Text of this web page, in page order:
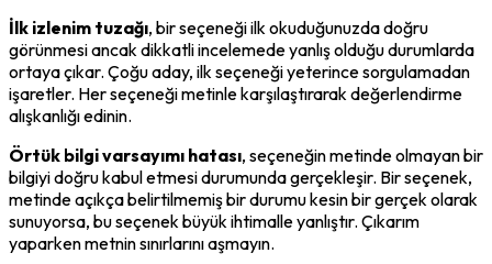
İlk izlenim tuzağı, bir seçeneği ilk okuduğunuzda doğru
görünmesi ancak dikkatli incelemede yanlış olduğu durumlarda
ortaya çıkar. Çoğu aday, ilk seçeneği yeterince sorgulamadan
işaretler. Her seçeneği metinle karşılaştırarak değerlendirme
alışkanlığı edinin.
Örtük bilgi varsayımı hatası, seçeneğin metinde olmayan bir
bilgiyi doğru kabul etmesi durumunda gerçekleşir. Bir seçenek,
metinde açıkça belirtilmemiş bir durumu kesin bir gerçek olarak
sunuyorsa, bu seçenek büyük ihtimalle yanlıştır. Çıkarım
yaparken metnin sınırlarını aşmayın.